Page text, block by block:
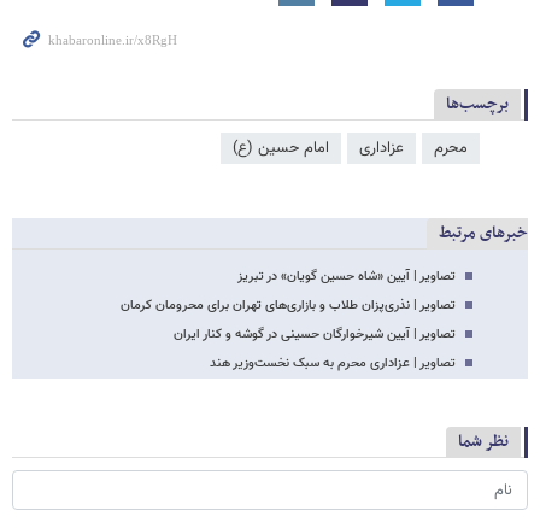
برچسب‌ها
محرم عزاداری امام حسین (ع)
خبرهای مرتبط
تصاویر | آیین «شاه حسین‌ گویان» در تبریز
تصاویر | نذری‌پزان طلاب و بازاری‌های تهران برای محرومان کرمان
تصاویر | آیین شیرخوارگان حسینی در گوشه و کنار ایران
تصاویر | عزاداری محرم به سبک نخست‌وزیر هند
نظر شما